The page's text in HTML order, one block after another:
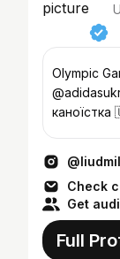
Olympic
Check
Get
Full